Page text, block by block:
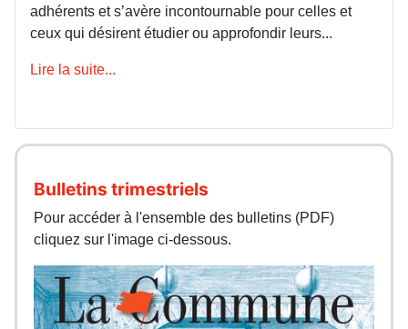
adhérents et s’avère incontournable pour celles et
ceux qui désirent étudier ou approfondir leurs...
Lire la suite...
Bulletins trimestriels
Pour accéder à l'ensemble des bulletins (PDF)
cliquez sur l'image ci-dessous.